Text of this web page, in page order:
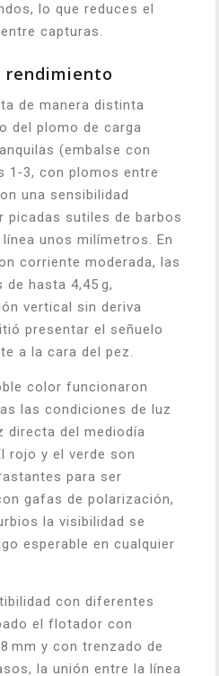
lo que reduces el
capturas.
rendimiento
de manera distinta
del plomo de carga
(embalse con
1‑3, con plomos entre
una sensibilidad
picadas sutiles de barbos
unos milímetros. En
corriente moderada, las
hasta 4,45 g,
vertical sin deriva
presentar el señuelo
a la cara del pez.
color funcionaron
las condiciones de luz
directa del mediodía
rojo y el verde son
para ser
gafas de polarización,
la visibilidad se
esperable en cualquier
con diferentes
el flotador con
mm y con trenzado de
la unión entre la línea